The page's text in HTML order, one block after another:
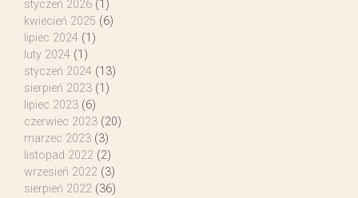
styczeń 2026 (1)
kwiecień 2025 (6)
lipiec 2024 (1)
luty 2024 (1)
styczeń 2024 (13)
sierpień 2023 (1)
lipiec 2023 (6)
czerwiec 2023 (20)
marzec 2023 (3)
listopad 2022 (2)
wrzesień 2022 (3)
sierpień 2022 (36)